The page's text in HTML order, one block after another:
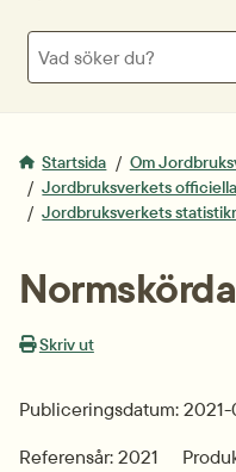
Sök
Startsida
Om
Jordbruksverkets
Jordbruksverkets
Skriv ut
Publiceringsdatum: 2021-
Referensår: 2021